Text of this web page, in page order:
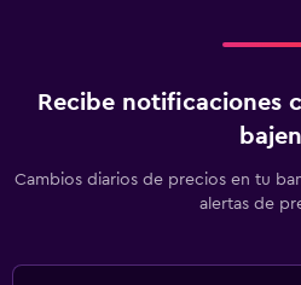
Recibe notificaciones
bajen
Cambios diarios de precios en tu
alertas de